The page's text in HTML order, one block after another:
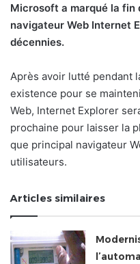
Microsoft a marqué la
navigateur Web Internet
décennies.
Après avoir lutté pendant
existence pour se
Web, Internet Explorer
prochaine pour laisser la
que principal navigateur
utilisateurs.
Articles similaires